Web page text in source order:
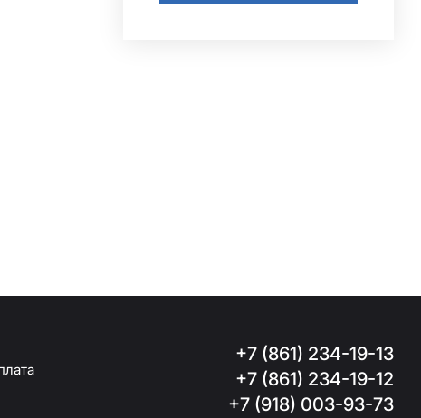
+7 (861) 234-19-13
+7 (861) 234-19-12
+7 (918) 003-93-73